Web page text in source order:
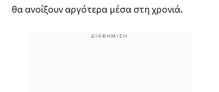
θα ανοίξουν αργότερα μέσα στη χρονιά.
ΔΙΑΦΉΜΙΣΗ